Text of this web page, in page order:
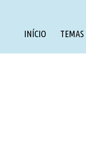
INÍCIO TEMAS